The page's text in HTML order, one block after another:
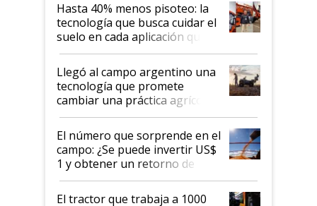
Hasta 40% menos pisoteo: la
tecnología que busca cuidar el
suelo en cada aplicación que
llevó Jacto al Congreso
Aapresid 2026
Llegó al campo argentino una
tecnología que promete
cambiar una práctica agrícola
clave: ¿Y si analizar el suelo
fuera tan simple como apretar
un botón?
El número que sorprende en el
campo: ¿Se puede invertir US$
1 y obtener un retorno de
hasta US$ 10 en agricultura?
El tractor que trabaja a 1000